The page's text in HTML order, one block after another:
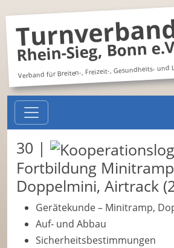
Rhein-Sieg, Bonn
Verband für Breiten-, Freizeit-, Gesundheits-
30 |
Fortbildung
Doppelmini, Airtrack
Gerätekunde – Minitramp,
Auf- und Abbau
Sicherheitsbestimmungen